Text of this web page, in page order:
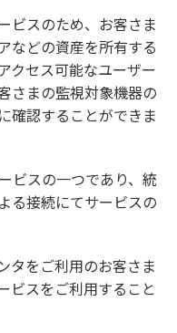
ビスのため、お客さま
などの資産を所有する
クセス可能なユーザー
さまの監視対象機器の
確認することができま
ビスの一つであり、統
る接続にてサービスの
タをご利用のお客さま
ビスをご利用すること